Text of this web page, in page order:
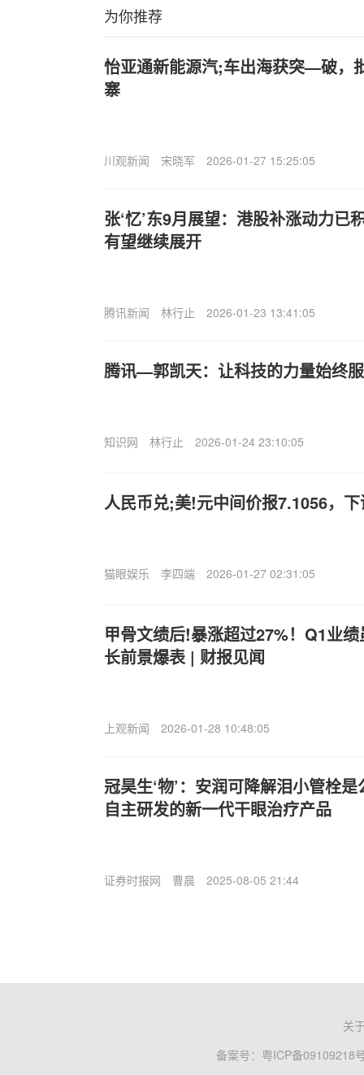
为你推荐
怡亚通新能源汽;车出海获突—破，
寨
川观新闻 宋晓军 2026-01-27 15:25:05
张‘忆’东9月展望：港股补涨动力已
有望继续展开
腾讯新闻 林行止 2026-01-23 13:41:05
腾讯—郭凯天：让科技的力量始终
知识网 林行止 2026-01-24 23:10:05
人民币兑;美!元中间价报7.1056，
猫眼娱乐 李四端 2026-01-27 02:31:05
甲骨文绩后!暴涨超过27%！Q1业
长前景爆表 | 财报见闻
上观新闻 2026-01-28 10:48:05
冠昊生‘物’：安润可降解泪小管栓
自主研发的新一代干眼治疗产品
证券时报网 曹晨 2025-08-05 21:44
关
备案号： 粤ICP备09109218